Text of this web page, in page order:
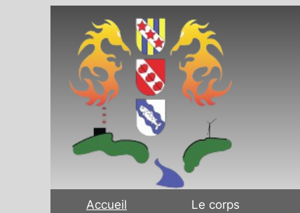
Accueil Le corps